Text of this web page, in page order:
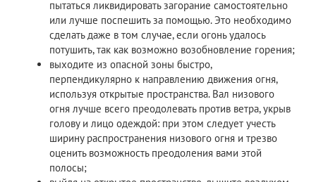
пытаться ликвидировать загорание самостоятельно
или лучше поспешить за помощью. Это необходимо
сделать даже в том случае, если огонь удалось
потушить, так как возможно возобновление горения;
выходите из опасной зоны быстро,
перпендикулярно к направлению движения огня,
используя открытые пространства. Вал низового
огня лучше всего преодолевать против ветра, укрыв
голову и лицо одеждой: при этом следует учесть
ширину распространения низового огня и трезво
оценить возможность преодоления вами этой
полосы;